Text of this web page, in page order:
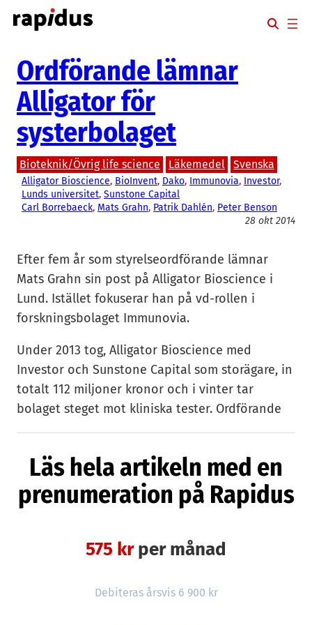
Hoppa
till
Ordförande lämnar
Alligator för
systerbolaget
Bioteknik/Övrig life science Läkemedel Svenska
Alligator Bioscience, BioInvent, Dako, Immunovia, Investor
Lunds universitet, Sunstone Capital
Carl Borrebaeck, Mats Grahn, Patrik Dahlén, Peter Benson
28 okt 2014
Efter fem år som styrelseordförande lämnar
Mats Grahn sin post på Alligator Bioscience i
Lund. Istället fokuserar han på vd-rollen i
forskningsbolaget Immunovia.
Under 2013 tog, Alligator Bioscience med
Investor och Sunstone Capital som storägare, in
totalt 112 miljoner kronor och i vinter tar
bolaget steget mot kliniska tester. Ordförande
— Det känns bra, vi är i ett fantastiskt läge och
har gått från att vara ett techbolag in i kliniska
då känns det bra att gå när vi är så nära
genombrott, säger han till Rapidus.
Tills vidare tar styrelseledamoten Peter Benson
Läs hela artikeln med en
prenumeration på Rapidus
575 krper månad
Debiteras årsvis 6 900 kr